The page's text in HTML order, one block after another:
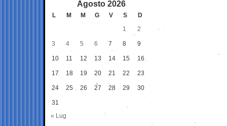
Agosto 2026
L M M G V S
D
1
2
3 4 5 6 7 8 9
10 11 12 13 14 15 16
17 18 19 20 21 22 23
24 25 26 27 28 29 30
31
« Lug